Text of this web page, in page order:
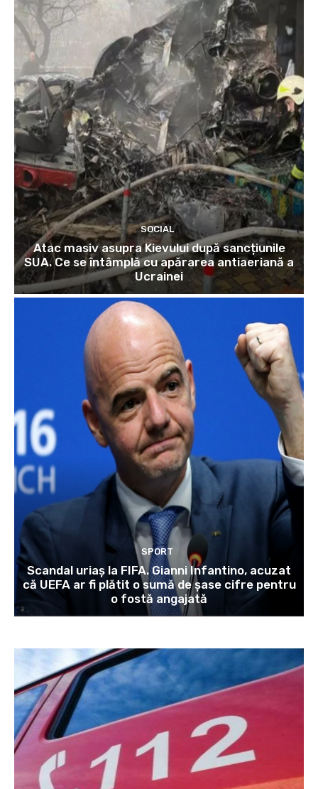
SOCIAL
Atac masiv asupra Kievului după sancțiunile
SUA. Ce se întâmplă cu apărarea antiaeriană a
Ucrainei
SPORT
Scandal uriaș la FIFA. Gianni Infantino, acuzat
că UEFA ar fi plătit o sumă de șase cifre pentru
o fostă angajată